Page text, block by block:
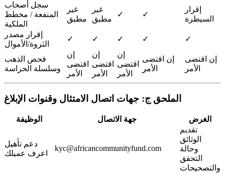
سجل أصحاب
المنفعة / مخطط
الملكية
غير
مطبق
غير
مطبق
✓ ✓
إقرار
السيطرة
إقرار مصدر
الثروة/الأموال
✓ ✓ ✓ ✓ ✓
فحص الذهب
وسلسلة الحراسة
إن
اقتضى
الأمر
إن
اقتضى
الأمر
إن
اقتضى
الأمر
إن اقتضى
الأمر
إن اقتضى
الأمر
الملحق ج: جهات اتصال الامتثال وقنوات الإبلاغ
الوظيفة جهة الاتصال الغرض
دعم تأهيل
اعرف عميلك
kyc@africancommunityfund.com
تقديم
الوثائق
وحالة
التحقق
والتصحيحات